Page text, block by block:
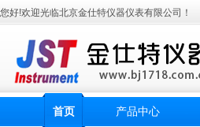
您好!欢迎光临北京金仕特仪器仪表有限公司！
首页 产品中心